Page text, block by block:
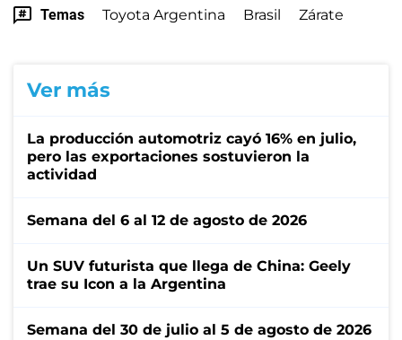
Temas Toyota Argentina Brasil Zárate
Ver más
La producción automotriz cayó 16% en julio,
pero las exportaciones sostuvieron la
actividad
Semana del 6 al 12 de agosto de 2026
Un SUV futurista que llega de China: Geely
trae su Icon a la Argentina
Semana del 30 de julio al 5 de agosto de 2026